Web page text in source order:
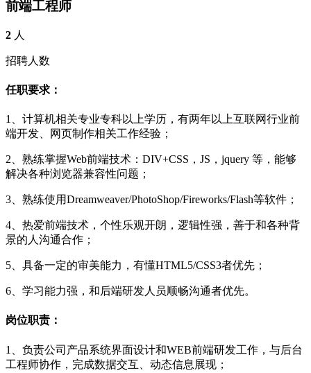
前端工程师
2 人
招聘人数
任职要求：
1、计算机相关专业专科以上学历，有两年以上互联网行业前
端开发、网页制作相关工作经验；
2、熟练掌握Web前端技术：DIV+CSS，JS，jquery 等，能够
解决各种浏览器兼容性问题；
3、熟练使用Dreamweaver/PhotoShop/Fireworks/Flash等软件；
4、热爱前端技术，个性乐观开朗，逻辑性强，善于和各种背
景的人沟通合作；
5、具备一定的审美能力，有懂HTML5/CSS3者优先；
6、学习能力强，和后端研发人员顺畅沟通者优先。
岗位职责：
1、负责公司产品系统界面设计和WEB前端研发工作，与后台
工程师协作，完成数据交互、动态信息展现；